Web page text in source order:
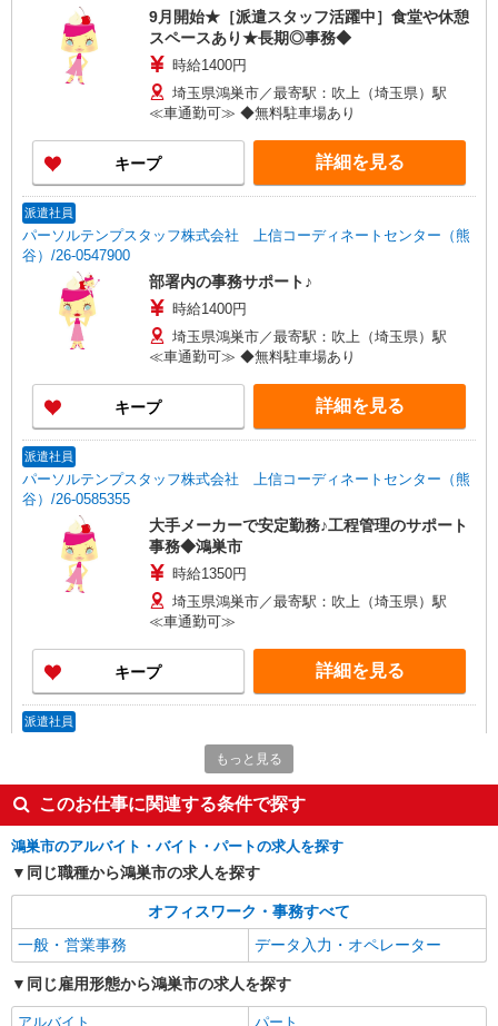
9月開始★［派遣スタッフ活躍中］食堂や休憩
スペースあり★長期◎事務◆
時給1400円
埼玉県鴻巣市／最寄駅：吹上（埼玉県）駅
≪車通勤可≫ ◆無料駐車場あり
キープ 詳細を見る
派遣社員
パーソルテンプスタッフ株式会社 上信コーディネートセンター（熊
谷）/26-0547900
部署内の事務サポート♪
時給1400円
埼玉県鴻巣市／最寄駅：吹上（埼玉県）駅
≪車通勤可≫ ◆無料駐車場あり
キープ 詳細を見る
派遣社員
パーソルテンプスタッフ株式会社 上信コーディネートセンター（熊
谷）/26-0585355
大手メーカーで安定勤務♪工程管理のサポート
事務◆鴻巣市
時給1350円
埼玉県鴻巣市／最寄駅：吹上（埼玉県）駅
≪車通勤可≫
キープ 詳細を見る
派遣社員
パーソルテンプスタッフ株式会社 上信コーディネートセンター（熊
9月開始★［鴻巣市前砂］
時給1400円
埼玉県鴻巣市／最寄駅：吹上（埼玉県）駅
≪車通勤可≫ ◆無料駐車場あり
キープ 詳細を見る
派遣社員
パーソルテンプスタッフ株式会社 上信コーディネートセンター（太
田）/26-0588770
もっと見る
このお仕事に関連する条件で探す
鴻巣市のアルバイト・バイト・パートの求人を探す
同じ職種から鴻巣市の求人を探す
オフィスワーク・事務すべて
一般・営業事務
データ入力・オペレーター
同じ雇用形態から鴻巣市の求人を探す
アルバイト パート